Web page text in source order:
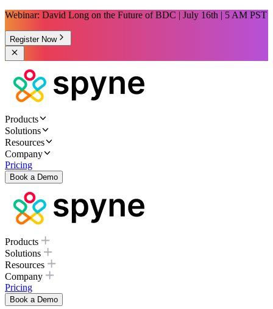
Webinar: David Long on the Future of BDC | July 16th | 5 AM PST
Register Now
Products
Solutions
Resources
Company
Pricing
Book a Demo
Products
Solutions
Resources
Company
Pricing
Book a Demo